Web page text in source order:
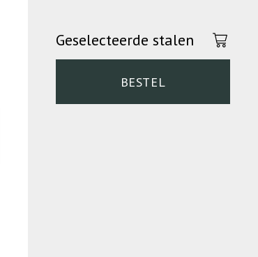
Geselecteerde stalen
BESTEL